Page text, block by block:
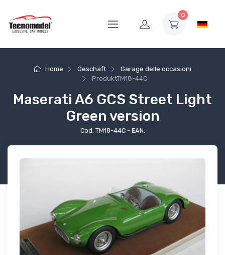
0
Home Geschäft
Garage delle occasioni
ProduktTM18-44C
Maserati A6 GCS Street Light
Green version
Cod: TM18-44C - EAN: